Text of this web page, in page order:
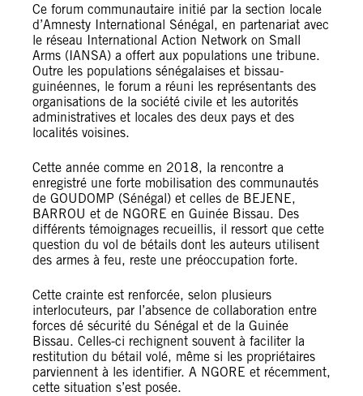
Ce forum communautaire initié par la section locale
d’Amnesty International Sénégal, en partenariat avec
le réseau International Action Network on Small
Arms (IANSA) a offert aux populations une tribune.
Outre les populations sénégalaises et bissau-
guinéennes, le forum a réuni les représentants des
organisations de la société civile et les autorités
administratives et locales des deux pays et des
localités voisines.
Cette année comme en 2018, la rencontre a
enregistré une forte mobilisation des communautés
de GOUDOMP (Sénégal) et celles de BEJENE,
BARROU et de NGORE en Guinée Bissau. Des
différents témoignages recueillis, il ressort que cette
question du vol de bétails dont les auteurs utilisent
des armes à feu, reste une préoccupation forte.
Cette crainte est renforcée, selon plusieurs
interlocuteurs, par l’absence de collaboration entre
forces dé sécurité du Sénégal et de la Guinée
Bissau. Celles-ci rechignent souvent à faciliter la
restitution du bétail volé, même si les propriétaires
parviennent à les identifier. A NGORE et récemment,
cette situation s’est posée.